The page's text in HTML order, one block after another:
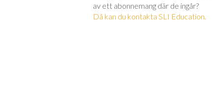
av ett abonnemang där de ingår?
Då kan du kontakta SLI Education.